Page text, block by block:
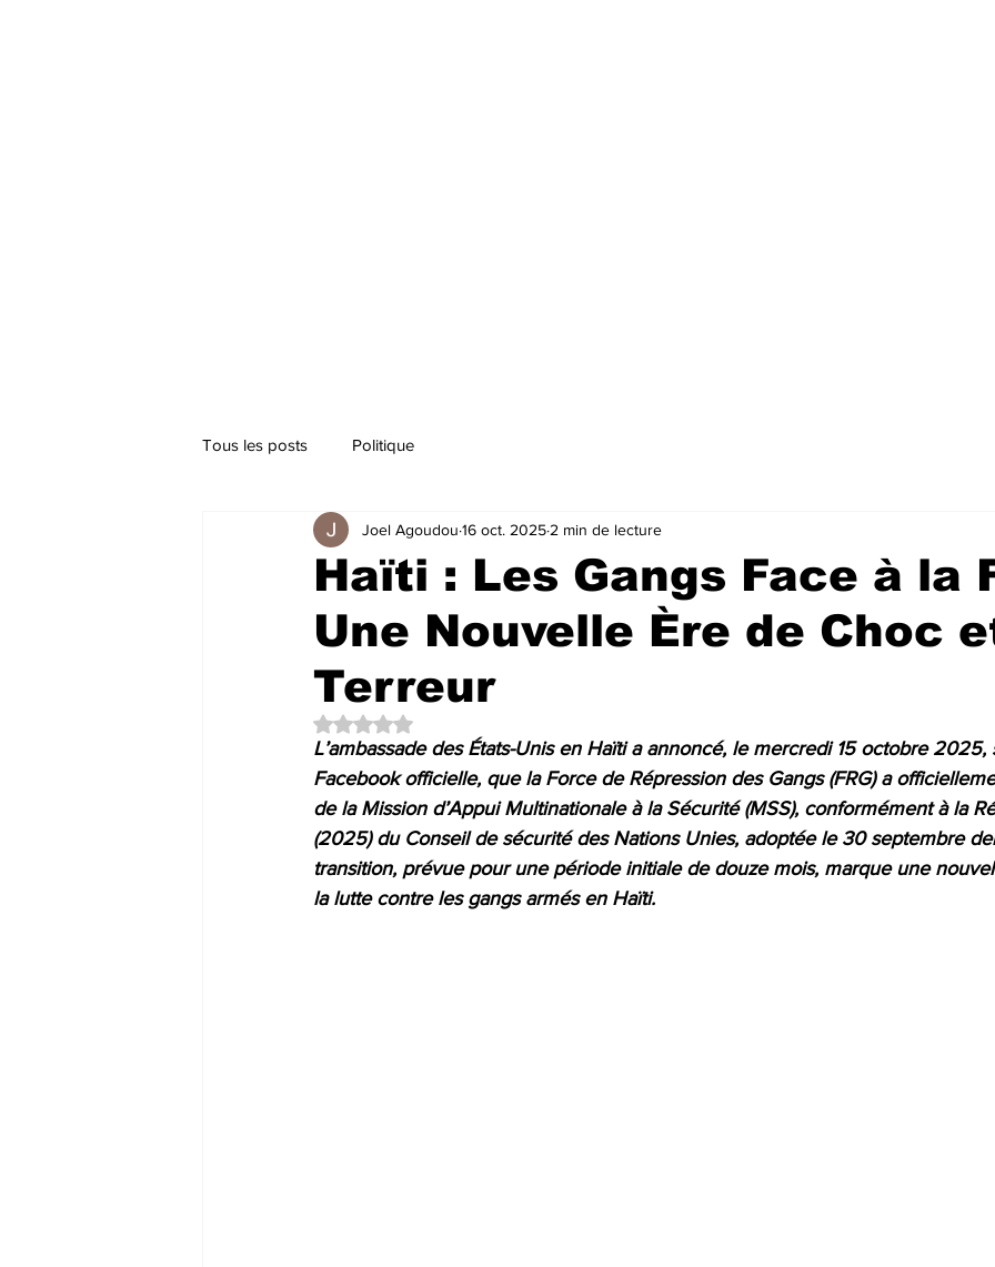
Tous les posts Politique
Haïti : Les Gangs Face à la
Une Nouvelle Ère de Choc
Terreur
Joel Agoudou 16 oct. 2025 2 min de lecture
Noté NaN étoiles sur 5.
L’ambassade des États-Unis en Haïti a annoncé, le mercredi 15 octobre 2025,
Facebook officielle, que la Force de Répression des Gangs (FRG) a
de la Mission d’Appui Multinationale à la Sécurité (MSS), conformément à la
(2025) du Conseil de sécurité des Nations Unies, adoptée le 30 septembre
transition, prévue pour une période initiale de douze mois, marque une
la lutte contre les gangs armés en Haïti.